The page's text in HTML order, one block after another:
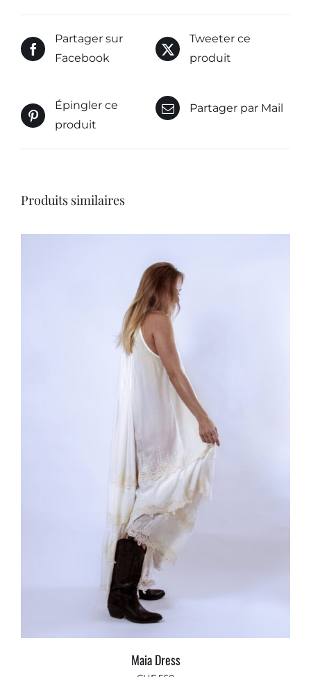
Partager sur
Facebook
Tweeter ce
produit
Épingler ce
produit
Partager par Mail
Produits similaires
Maia Dress